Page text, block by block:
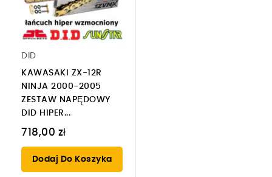
DID
KAWASAKI ZX-12R
NINJA 2000-2005
ZESTAW NAPĘDOWY
DID HIPER...
718,00 zł
Dodaj Do Koszyka